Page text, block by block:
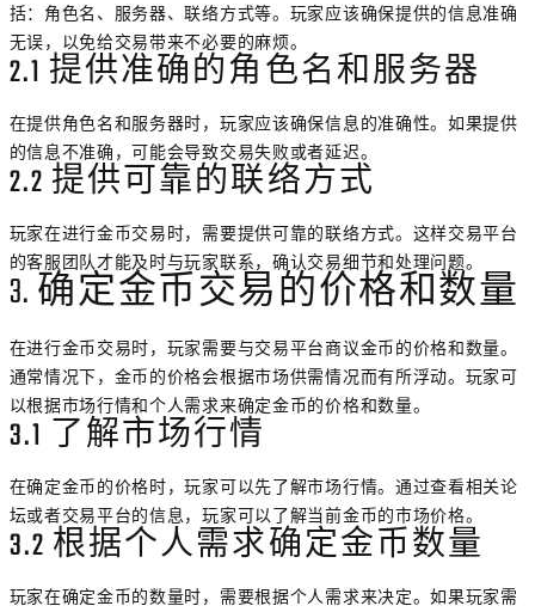
括：角色名、服务器、联络方式等。玩家应该确保提供的信息准确
无误，以免给交易带来不必要的麻烦。
2.1 提供准确的角色名和服务器
在提供角色名和服务器时，玩家应该确保信息的准确性。如果提供
的信息不准确，可能会导致交易失败或者延迟。
2.2 提供可靠的联络方式
玩家在进行金币交易时，需要提供可靠的联络方式。这样交易平台
的客服团队才能及时与玩家联系，确认交易细节和处理问题。
3. 确定金币交易的价格和数量
在进行金币交易时，玩家需要与交易平台商议金币的价格和数量。
通常情况下，金币的价格会根据市场供需情况而有所浮动。玩家可
以根据市场行情和个人需求来确定金币的价格和数量。
3.1 了解市场行情
在确定金币的价格时，玩家可以先了解市场行情。通过查看相关论
坛或者交易平台的信息，玩家可以了解当前金币的市场价格。
3.2 根据个人需求确定金币数量
玩家在确定金币的数量时，需要根据个人需求来决定。如果玩家需